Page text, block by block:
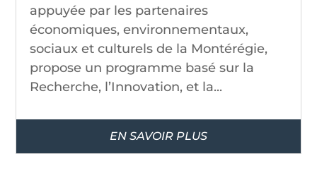
appuyée par les partenaires
économiques, environnementaux,
sociaux et culturels de la Montérégie,
propose un programme basé sur la
Recherche, l’Innovation, et la...
EN SAVOIR PLUS